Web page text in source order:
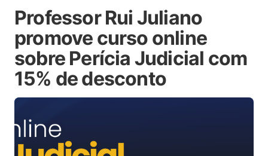
Professor Rui Juliano
promove curso online
sobre Perícia Judicial com
15% de desconto